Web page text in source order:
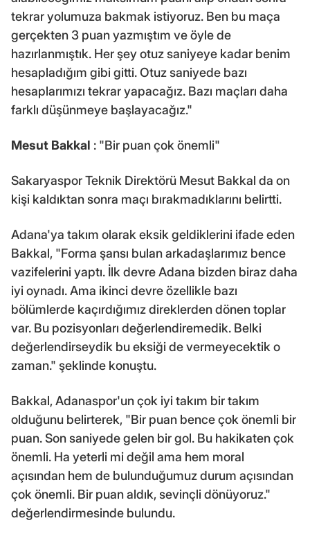
tekrar yolumuza bakmak istiyoruz. Ben bu maça
gerçekten 3 puan yazmıştım ve öyle de
hazırlanmıştık. Her şey otuz saniyeye kadar benim
hesapladığım gibi gitti. Otuz saniyede bazı
hesaplarımızı tekrar yapacağız. Bazı maçları daha
farklı düşünmeye başlayacağız."
Mesut Bakkal : "Bir puan çok önemli"
Sakaryaspor Teknik Direktörü Mesut Bakkal da on
kişi kaldıktan sonra maçı bırakmadıklarını belirtti.
Adana'ya takım olarak eksik geldiklerini ifade eden
Bakkal, "Forma şansı bulan arkadaşlarımız bence
vazifelerini yaptı. İlk devre Adana bizden biraz daha
iyi oynadı. Ama ikinci devre özellikle bazı
bölümlerde kaçırdığımız direklerden dönen toplar
var. Bu pozisyonları değerlendiremedik. Belki
değerlendirseydik bu eksiği de vermeyecektik o
zaman." şeklinde konuştu.
Bakkal, Adanaspor'un çok iyi takım bir takım
olduğunu belirterek, "Bir puan bence çok önemli bir
puan. Son saniyede gelen bir gol. Bu hakikaten çok
önemli. Ha yeterli mi değil ama hem moral
açısından hem de bulunduğumuz durum açısından
çok önemli. Bir puan aldık, sevinçli dönüyoruz."
değerlendirmesinde bulundu.